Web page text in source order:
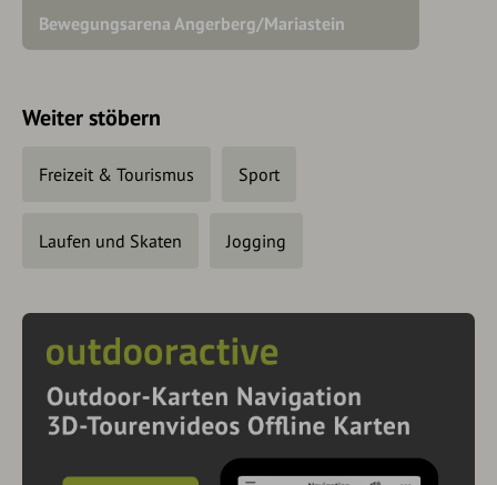
Bewegungsarena Angerberg/Mariastein
Weiter stöbern
Freizeit & Tourismus Sport
Laufen und Skaten Jogging